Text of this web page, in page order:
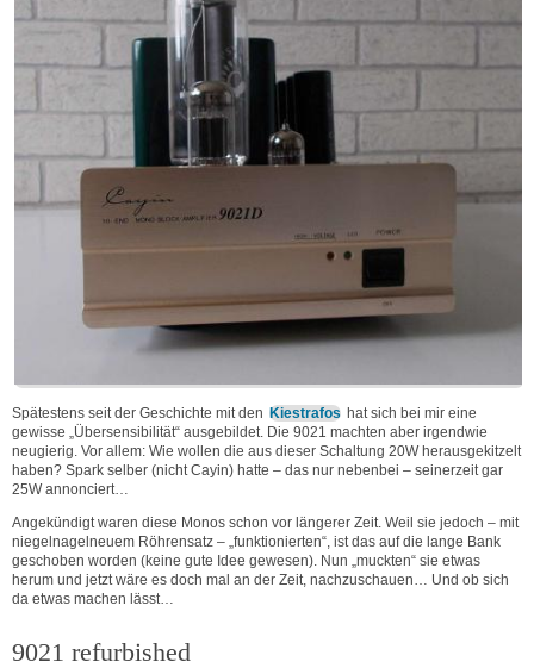
Spätestens seit der Geschichte mit den Kiestrafos hat sich bei mir eine
gewisse „Übersensibilität“ ausgebildet. Die 9021 machten aber irgendwie
neugierig. Vor allem: Wie wollen die aus dieser Schaltung 20W herausgekitzelt
haben? Spark selber (nicht Cayin) hatte – das nur nebenbei – seinerzeit gar
25W annonciert…
Angekündigt waren diese Monos schon vor längerer Zeit. Weil sie jedoch – mit
niegelnagelneuem Röhrensatz – „funktionierten“, ist das auf die lange Bank
geschoben worden (keine gute Idee gewesen). Nun „muckten“ sie etwas
herum und jetzt wäre es doch mal an der Zeit, nachzuschauen… Und ob sich
da etwas machen lässt…
9021 refurbished